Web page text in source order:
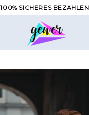
100% SICHERES BEZAHLEN